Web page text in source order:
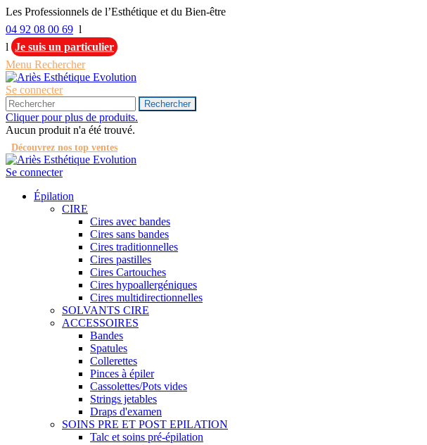
Les Professionnels de l’Esthétique et du Bien-être
04 92 08 00 69 l
l Je suis un particulier
Menu Rechercher
Se connecter
Rechercher
Cliquer pour plus de produits.
Aucun produit n'a été trouvé.
Découvrez nos top ventes
Se connecter
Épilation
CIRE
Cires avec bandes
Cires sans bandes
Cires traditionnelles
Cires pastilles
Cires Cartouches
Cires hypoallergéniques
Cires multidirectionnelles
SOLVANTS CIRE
ACCESSOIRES
Bandes
Spatules
Collerettes
Pinces à épiler
Cassolettes/Pots vides
Strings jetables
Draps d'examen
SOINS PRE ET POST EPILATION
Talc et soins pré-épilation